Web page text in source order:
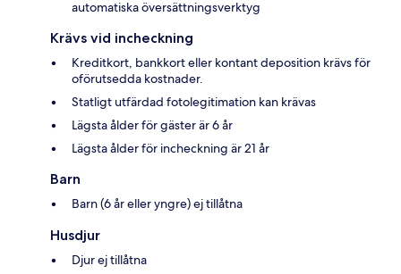
automatiska översättningsverktyg
Krävs vid incheckning
Kreditkort, bankkort eller kontant deposition krävs för
oförutsedda kostnader.
Statligt utfärdad fotolegitimation kan krävas
Lägsta ålder för gäster är 6 år
Lägsta ålder för incheckning är 21 år
Barn
Barn (6 år eller yngre) ej tillåtna
Husdjur
Djur ej tillåtna